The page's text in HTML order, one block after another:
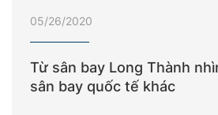
05/26/2020
Từ sân bay Long Thành
sân bay quốc tế khác